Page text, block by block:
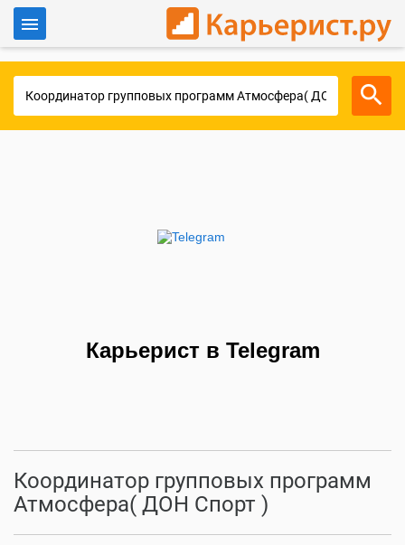
Для работодателей
Карьерист в Telegram
Координатор групповых программ
Атмосфера( ДОН Спорт )